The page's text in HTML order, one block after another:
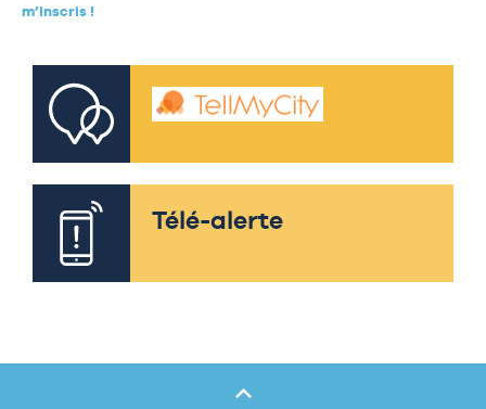
m’inscris !
Télé-alerte